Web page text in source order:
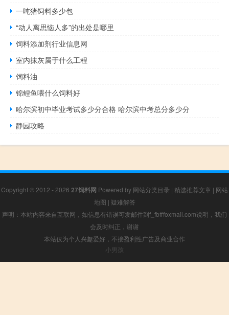
一吨猪饲料多少包
“动人离思恼人多”的出处是哪里
饲料添加剂行业信息网
室内抹灰属于什么工程
饲料油
锦鲤鱼喂什么饲料好
哈尔滨初中毕业考试多少分合格 哈尔滨中考总分多少分
静园攻略
Copyright © 2012 - 2026 27饲料网 Powered by 网站分类目录 | 精选推荐文章 | 网站
地图 | 疑难解答
声明：本站内容来自互联网，如信息有错误可发邮件到f_fb#foxmail.com说明，我们
会及时纠正，谢谢
本站仅为个人兴趣爱好，不接盈利性广告及商业合作
小男孩